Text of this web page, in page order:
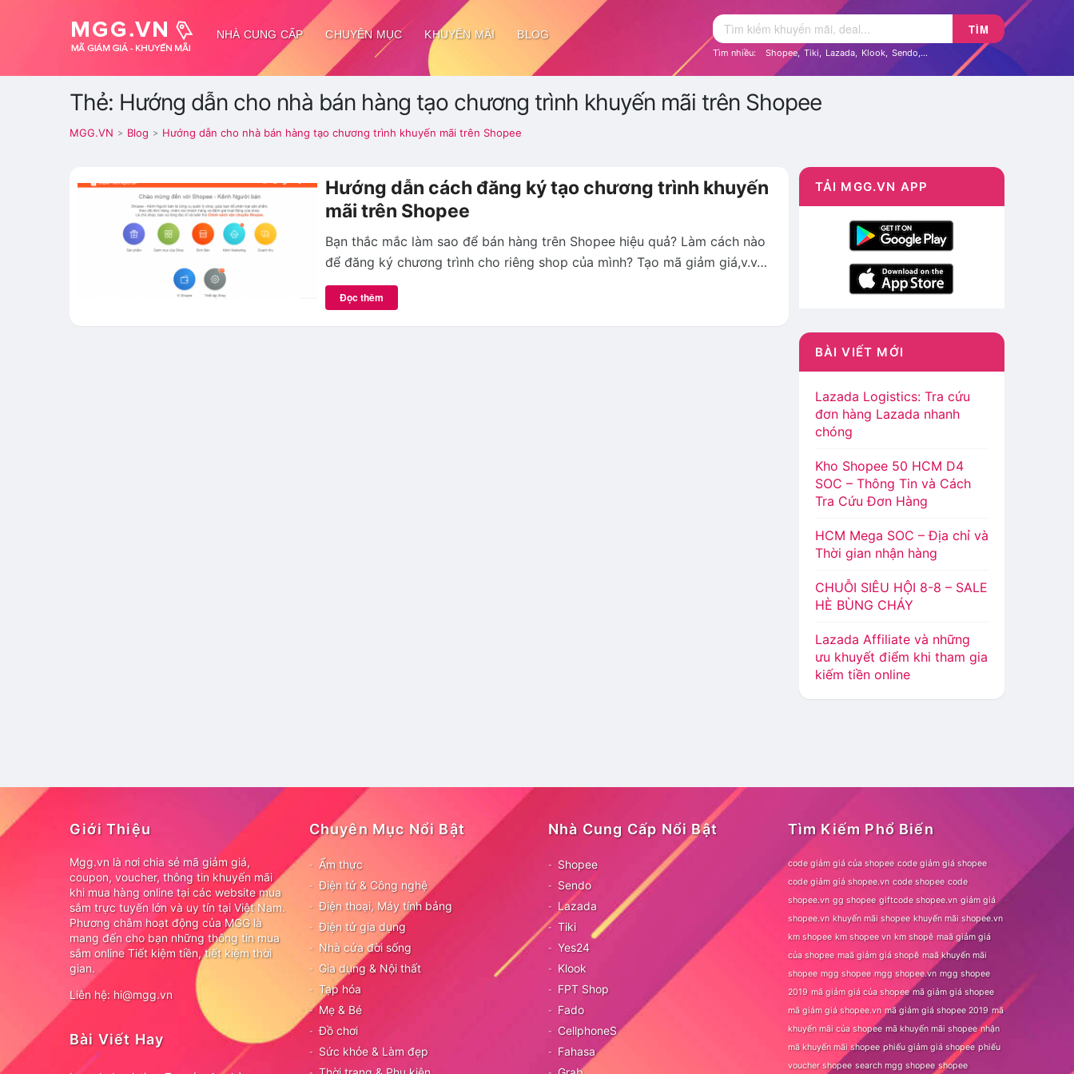
NHÀ CUNG CẤP CHUYÊN MỤC KHUYẾN MÃI BLOG TÌM
Tìm nhiều: Shopee, Tiki, Lazada, Klook, Sendo,...
Thẻ: Hướng dẫn cho nhà bán hàng tạo chương trình khuyến mãi trên Shopee
MGG.VN > Blog > Hướng dẫn cho nhà bán hàng tạo chương trình khuyến mãi trên Shopee
Hướng dẫn cách đăng ký tạo chương trình khuyến
mãi trên Shopee
Bạn thắc mắc làm sao để bán hàng trên Shopee hiệu quả? Làm cách nào
để đăng ký chương trình cho riêng shop của mình? Tạo mã giảm giá,v.v…
Đọc thêm
TẢI MGG.VN APP
BÀI VIẾT MỚI
Lazada Logistics: Tra cứu
đơn hàng Lazada nhanh
chóng
Kho Shopee 50 HCM D4
SOC – Thông Tin và Cách
Tra Cứu Đơn Hàng
HCM Mega SOC – Địa chỉ và
Thời gian nhận hàng
CHUỖI SIÊU HỘI 8-8 – SALE
HÈ BÙNG CHÁY
Lazada Affiliate và những
ưu khuyết điểm khi tham gia
kiếm tiền online
Giới Thiệu
Mgg.vn là nơi chia sẻ mã giảm giá,
coupon, voucher, thông tin khuyến mãi
khi mua hàng online tại các website mua
sắm trực tuyến lớn và uy tín tại Việt Nam.
Phương châm hoạt động của MGG là
mang đến cho bạn những thông tin mua
sắm online Tiết kiệm tiền, tiết kiệm thời
gian.
Liên hệ: hi@mgg.vn
Bài Viết Hay
Chuyên Mục Nổi Bật
Ẩm thực
Điện tử & Công nghệ
Điện thoại, Máy tính bảng
Điện tử gia dụng
Nhà cửa đời sống
Gia dụng & Nội thất
Tạp hóa
Mẹ & Bé
Đồ chơi
Sức khỏe & Làm đẹp
Nhà Cung Cấp Nổi Bật
Shopee
Sendo
Lazada
Tiki
Yes24
Klook
FPT Shop
Fado
CellphoneS
Fahasa
Tìm Kiếm Phổ Biến
code giảm giá của shopee code giảm giá shopee
code giảm giá shopee.vn code shopee code
shopee.vn gg shopee giftcode shopee.vn giảm giá
shopee.vn khuyến mãi shopee khuyến mãi shopee.vn
km shopee km shopee vn km shopê maã giảm giá
của shopee maã giảm giá shopê maã khuyến mãi
shopee mgg shopee mgg shopee.vn mgg shopee
2019 mã giảm giá của shopee mã giảm giá shopee
mã giảm giá shopee.vn mã giảm giá shopee 2019 mã
khuyến mãi của shopee mã khuyến mãi shopee nhận
mã khuyến mãi shopee phiếu giảm giá shopee phiếu
voucher shopee search mgg shopee shopee